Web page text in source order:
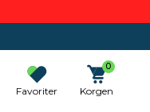
Favoriter
0
Korgen